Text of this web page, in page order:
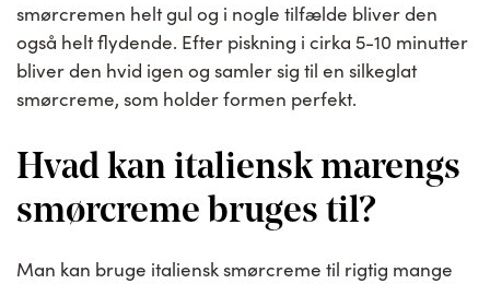
smørcremen helt gul og i nogle tilfælde bliver den
også helt flydende. Efter piskning i cirka 5-10 minutter
bliver den hvid igen og samler sig til en silkeglat
smørcreme, som holder formen perfekt.
Hvad kan italiensk marengs
smørcreme bruges til?
Man kan bruge italiensk smørcreme til rigtig mange